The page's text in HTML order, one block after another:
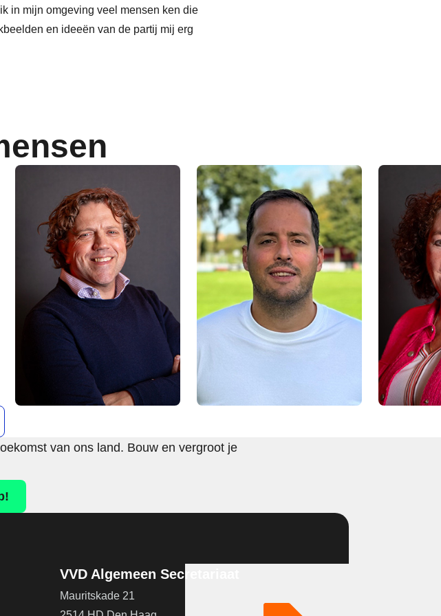
in mijn omgeving veel mensen ken die
en ideeën van de partij mij erg
van ons land. Bouw en vergroot je
VVD Algemeen Secretariaat
Mauritskade 21